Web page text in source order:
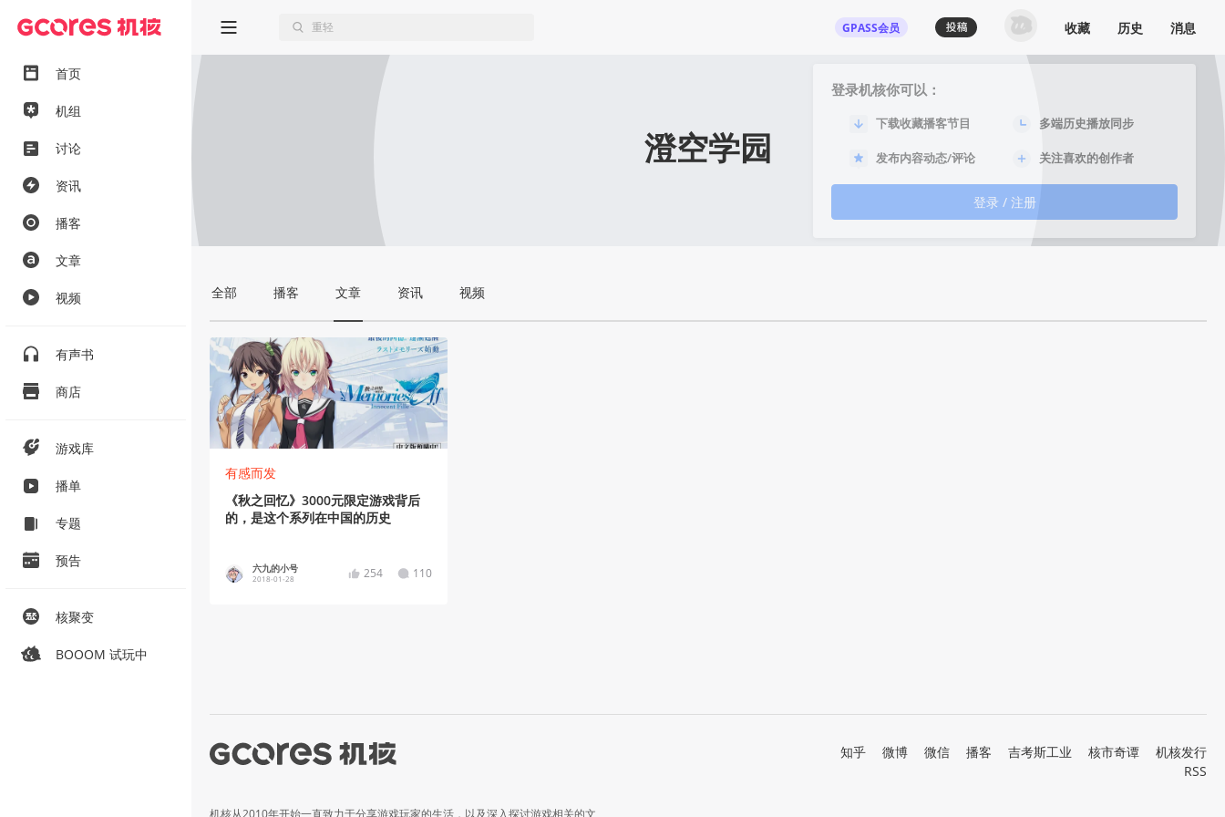
首页
机组
讨论
资讯
播客
文章
视频
有声书
商店
游戏库
播单
专题
预告
核聚变
BOOOM 试玩中
GPASS会员
登录机核你可以：
下载收藏播客节目 多端历史播放同步
发布内容动态/评论 关注喜欢的创作者
登录 / 注册
收藏 历史 消息
澄空学园
全部 播客 文章 资讯 视频
有感而发
《秋之回忆》3000元限定游戏背后
的，是这个系列在中国的历史
六九的小号
2018-01-28 254 110
机核从2010年开始一直致力于分享游戏玩家的生活，以及深入探讨游戏相关的文
知乎 微博 微信 播客 吉考斯工业 核市奇谭
机核发行
RSS